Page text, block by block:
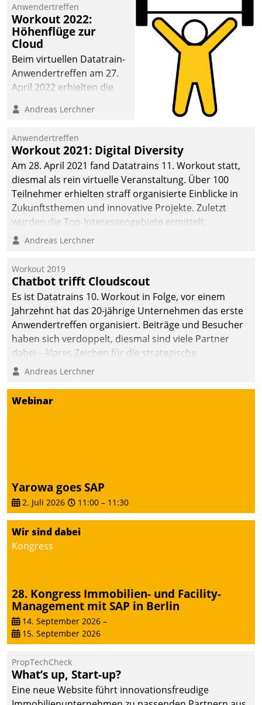
Quartier. Dazwischen
zeigte Datatrain, was es
Neues zu bieten hat.
Anwendertreffen
Workout 2022:
Höhenflüge zur
Cloud
Beim virtuellen Datatrain-
Anwendertreffen am 27.
April 2022 erhielten die
Teilnehmer kurzweilige
Cloud-Strategien und -
Lösungen mit hohem
Zukunftspotenzial.
Andreas Lerchner
Anwendertreffen
Workout 2021: Digital Diversity
Am 28. April 2021 fand Datatrains 11. Workout statt,
diesmal als rein virtuelle Veranstaltung. Über 100
Teilnehmer erhielten straff organisierte Einblicke in
Zukunftsthemen und innovative Projekte. Zuletzt
wurden die Top-Interessengebiete ermittelt.
Andreas Lerchner
Workout 2019
Chatbot trifft Cloudscout
Es ist Datatrains 10. Workout in Folge, vor einem
Jahrzehnt hat das 20-jährige Unternehmen das erste
Anwendertreffen organisiert. Beiträge und Besucher
haben sich verdoppelt, diesmal sind viele Partner
dabei – klares Zeichen für die strategische
Fokussierung auf den Kunden.
Andreas Lerchner
Webinar
Yarowa goes SAP
2. Juli 2026 11:00 – 11:30
Wir sind dabei
Kongress
28. Kongress Immobilien- und Facility-
Management mit SAP in Berlin
14. September 2026 –
15. September 2026
PropTechCheck
What’s up, Start-up?
Eine neue Website führt innovationsfreudige